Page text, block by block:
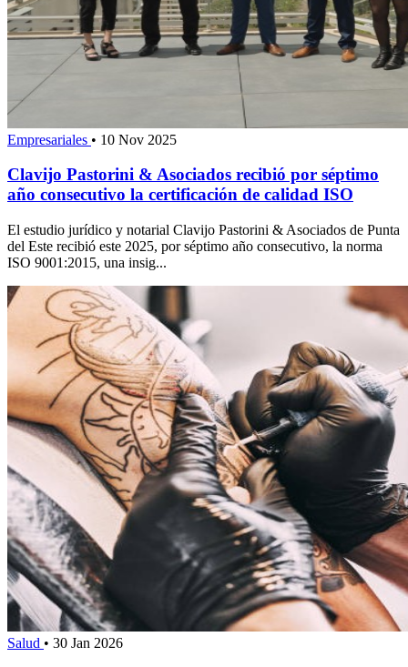
Empresariales • 10 Nov 2025
Clavijo Pastorini & Asociados recibió por séptimo
año consecutivo la certificación de calidad ISO
El estudio jurídico y notarial Clavijo Pastorini & Asociados de Punta
del Este recibió este 2025, por séptimo año consecutivo, la norma
ISO 9001:2015, una insig...
Salud • 30 Jan 2026